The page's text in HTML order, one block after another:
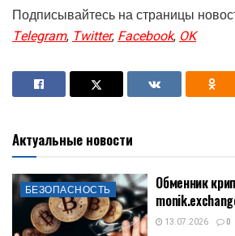
Подписывайтесь на страницы
Telegram,Twitter,Facebook,OK
Актуальные новости
БЕЗОПАСНОСТЬ
Обменник
13.07.2026 0